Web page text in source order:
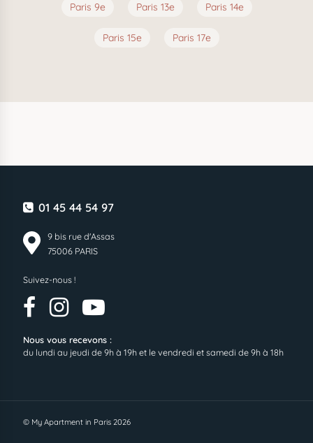
Paris 9e Paris 13e Paris 14e
Paris 15e Paris 17e
01 45 44 54 97
9 bis rue d'Assas
75006 PARIS
Suivez-nous !
Nous vous recevons :
du lundi au jeudi de 9h à 19h et le vendredi et samedi de 9h à 18h
© My Apartment in Paris 2026